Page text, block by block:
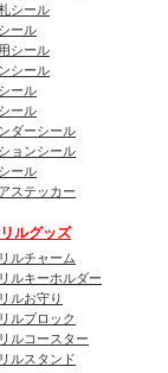
シール
ール
シール
シール
ール
ール
ダーシール
ョンシール
ール
ステッカー
ルグッズ
ルチャーム
ルキーホルダー
ルお守り
ルブロック
ルコースター
ルスタンド